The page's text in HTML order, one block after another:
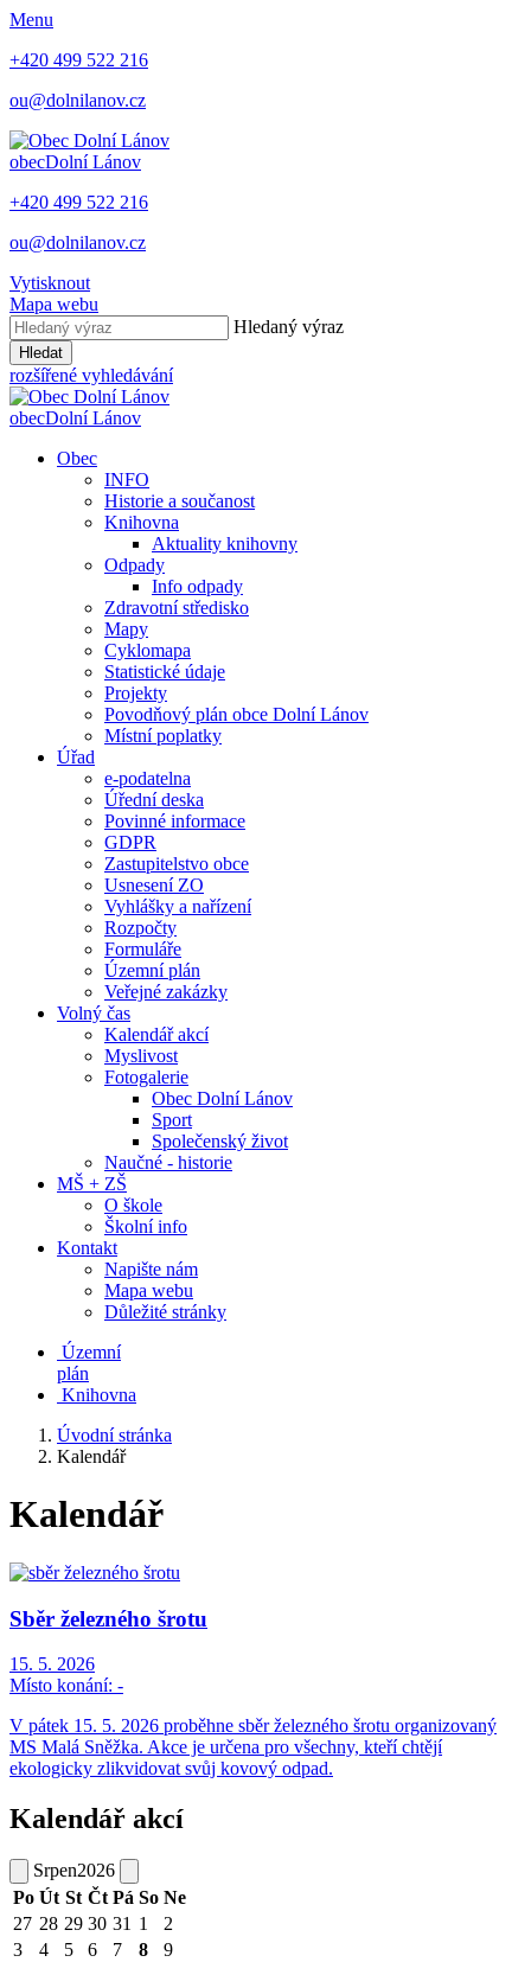
Menu
+420 499 522 216
ou@dolnilanov.cz
obecDolní Lánov
+420 499 522 216
ou@dolnilanov.cz
Vytisknout
Mapa webu
Hledaný výraz
Hledat
rozšířené vyhledávání
obecDolní Lánov
Obec
INFO
Historie a součanost
Knihovna
Aktuality knihovny
Odpady
Info odpady
Zdravotní středisko
Mapy
Cyklomapa
Statistické údaje
Projekty
Povodňový plán obce Dolní Lánov
Místní poplatky
Úřad
e-podatelna
Úřední deska
Povinné informace
GDPR
Zastupitelstvo obce
Usnesení ZO
Vyhlášky a nařízení
Rozpočty
Formuláře
Územní plán
Veřejné zakázky
Volný čas
Kalendář akcí
Myslivost
Fotogalerie
Obec Dolní Lánov
Sport
Společenský život
Naučné - historie
MŠ + ZŠ
O škole
Školní info
Kontakt
Napište nám
Mapa webu
Důležité stránky
Územní
plán
Knihovna
Úvodní stránka
Kalendář
Kalendář
Sběr železného šrotu
15. 5. 2026
Místo konání: -
V pátek 15. 5. 2026 proběhne sběr železného šrotu organizovaný
MS Malá Sněžka. Akce je určena pro všechny, kteří chtějí
ekologicky zlikvidovat svůj kovový odpad.
Kalendář akcí
Srpen2026
Po Út St Čt Pá So Ne
27 28 29 30 31 1
2
3
4 5 6 7 8
9